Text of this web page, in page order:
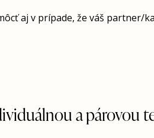
aj v prípade, že váš partner/
a párovou